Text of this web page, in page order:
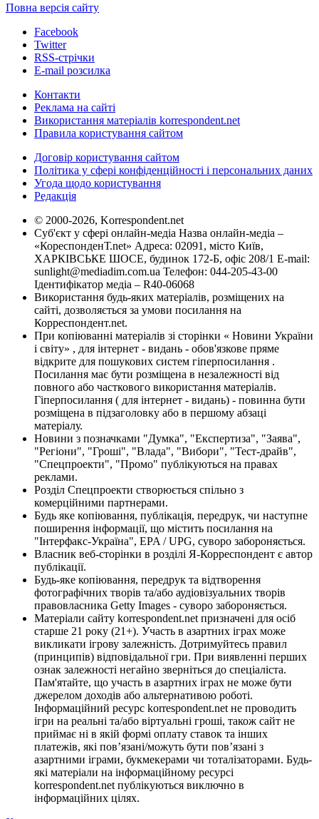
Повна версія сайту
Facebook
Twitter
RSS-стрічки
E-mail розсилка
Контакти
Реклама на сайті
Використання матеріалів korrespondent.net
Правила користування сайтом
Договір користування сайтом
Політика у сфері конфіденційності і персональних даних
Угода щодо користування
Редакція
© 2000-2026, Korrespondent.net
Суб'єкт у сфері онлайн-медіа Назва онлайн-медіа –
«КореспонденТ.net» Адреса: 02091, місто Київ,
ХАРКІВСЬКЕ ШОСЕ, будинок 172-Б, офіс 208/1 E-mail:
sunlight@mediadim.com.ua Телефон: 044-205-43-00
Ідентифікатор медіа – R40-06068
Використання будь-яких матеріалів, розміщених на
сайті, дозволяється за умови посилання на
Корреспондент.net.
При копіюванні матеріалів зі сторінки « Новини України
і світу» , для інтернет - видань - обов'язкове пряме
відкрите для пошукових систем гіперпосилання .
Посилання має бути розміщена в незалежності від
повного або часткового використання матеріалів.
Гіперпосилання ( для інтернет - видань) - повинна бути
розміщена в підзаголовку або в першому абзаці
матеріалу.
Новини з позначками "Думка", "Експертиза", "Заява",
"Регіони", "Гроші", "Влада", "Вибори", "Тест-драйв",
"Спецпроекти", "Промо" публікуються на правах
реклами.
Розділ Спецпроекти створюється спільно з
комерційними партнерами.
Будь яке копіювання, публікація, передрук, чи наступне
поширення інформації, що містить посилання на
"Інтерфакс-Україна", EPA / UPG, суворо забороняється.
Власник веб-сторінки в розділі Я-Корреспондент є автор
публікації.
Будь-яке копіювання, передрук та відтворення
фотографічних творів та/або аудіовізуальних творів
правовласника Getty Images - суворо забороняється.
Матеріали сайту korrespondent.net призначені для осіб
старше 21 року (21+). Участь в азартних іграх може
викликати ігрову залежність. Дотримуйтесь правил
(принципів) відповідальної гри. При виявленні перших
ознак залежності негайно зверніться до спеціаліста.
Пам'ятайте, що участь в азартних іграх не може бути
джерелом доходів або альтернативою роботі.
Інформаційний ресурс korrespondent.net не проводить
ігри на реальні та/або віртуальні гроші, також сайт не
приймає ні в якій формі оплату ставок та інших
платежів, які пов’язані/можуть бути пов’язані з
азартними іграми, букмекерами чи тоталізаторами. Будь-
які матеріали на інформаційному ресурсі
korrespondent.net публікуються виключно в
інформаційних цілях.